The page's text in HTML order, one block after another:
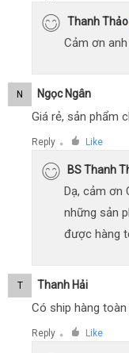
Thanh Thảo
Cảm ơn
N Ngọc Ngân
Giá rẻ, sản phẩm
Reply ● Like
BS Thanh
Dạ, cảm ơn
những sản
được hàng
T Thanh Hải
Có ship hàng
Reply ● Like